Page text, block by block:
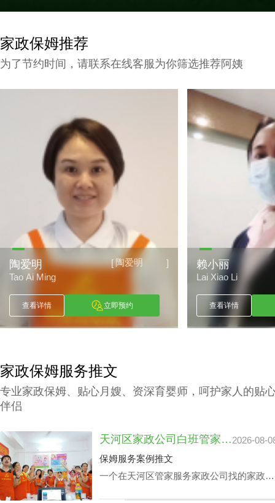
家政保姆推荐
为了节约时间，请联系在线客服为你筛选推荐阿姨
[陶爱明 ]
陶爱明
Tao Ai Ming
查看详情 立即预约
赖小丽
Lai Xiao Li
查看详情
家政保姆服务推文
专业家政保姆、贴心月嫂、资深育婴师，呵护家人的贴
伴侣
天河区家政公司白班管家价格：公司声誉引导的收费标准2026-08-
保姆服务案例推文
一个在天河区管家服务家政公司找的家政管